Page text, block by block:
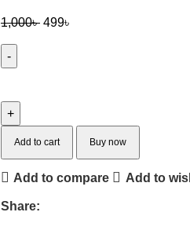
1,000৳ 499৳
Add to cart Buy now
Add to compare Add to
Share: